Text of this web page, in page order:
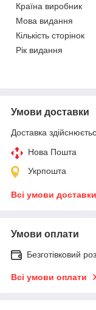
Країна виробник
Мова видання
Кількість сторінок
Рік видання
Умови доставки
Доставка
Нова Пошта
Укрпошта
Всі умови доставки
Умови оплати
Безготівковий
Всі умови оплати